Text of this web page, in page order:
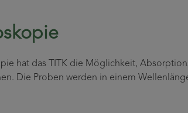
hat das TITK die Möglichkeit,
Die Proben werden in einem